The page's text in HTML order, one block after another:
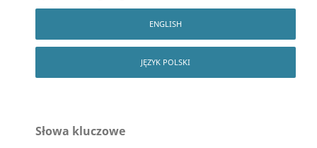
ENGLISH
JĘZYK POLSKI
Słowa kluczowe